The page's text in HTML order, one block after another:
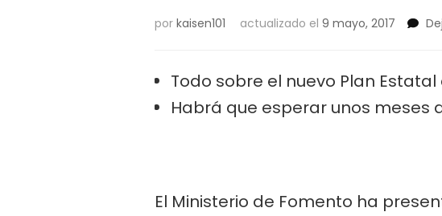
por kaisen101 actualizado el 9 mayo, 2017
Todo sobre el nuevo Plan
Habrá que esperar unos meses
El Ministerio de Fomento ha